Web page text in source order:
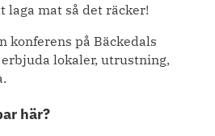
laga mat så det räcker!
konferens på Bäckedals
lokaler, utrustning,
här?